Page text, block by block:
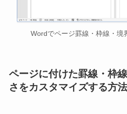
Wordでページ罫線・枠線・境
ページに付けた罫線・枠
さをカスタマイズする方法